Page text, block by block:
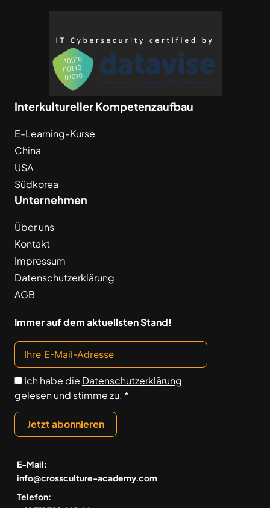
Interkultureller Kompetenzaufbau
E-Learning-Kurse
China
USA
Südkorea
Unternehmen
Über uns
Kontakt
Impressum
Datenschutzerklärung
AGB
Immer auf dem aktuellsten Stand!
Ich habe die Datenschutzerklärung
gelesen und stimme zu. *
Jetzt abonnieren
E-Mail:
info@crossculture-academy.com
Telefon: